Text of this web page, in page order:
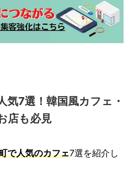
気7選！韓国風カフェ・
店も必見
で人気のカフェ7選を紹介し